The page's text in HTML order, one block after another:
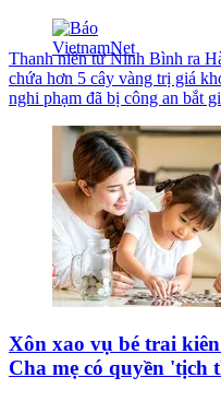
Thanh niên từ Ninh Bình ra
chứa hơn 5 cây vàng trị giá
nghi phạm đã bị công an bắt
Xôn xao vụ bé trai
Cha mẹ có quyền 'tịch